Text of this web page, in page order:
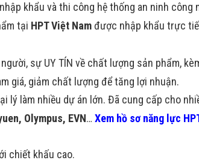
khẩu và thi công hệ thống an ninh công
tại HPT Việt Namđược nhập khẩu trực
sự UY TÍN về chất lượng sản phẩm,
giá, giảm chất lượng để tăng lợi nhuận.
lý làm nhiều dự án lớn. Đã cung cấp cho
Olympus, EVN… Xem hồ sơ năng lực
chiết khấu cao.